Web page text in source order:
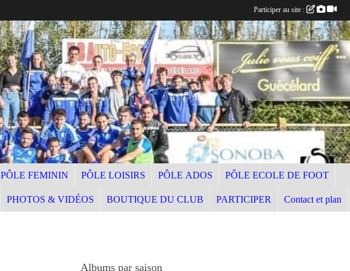
PÔLE FEMININ PÔLE LOISIRS PÔLE ADOS PÔLE ECOLE DE FOOT
PHOTOS & VIDÉOS BOUTIQUE DU CLUB PARTICIPER Contact et plan
Albums par saison
Participer au site :